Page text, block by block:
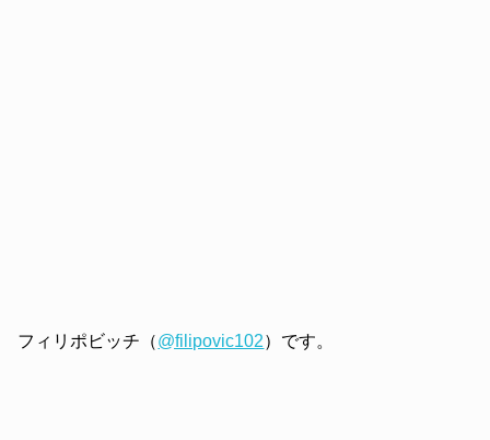
フィリポビッチ（@filipovic102）です。